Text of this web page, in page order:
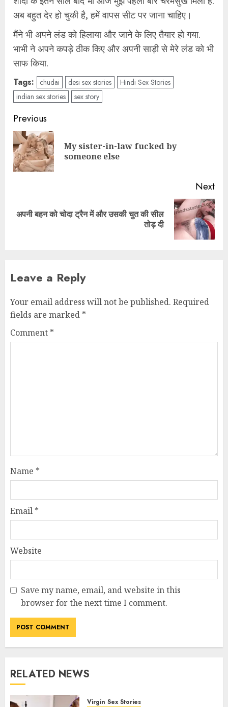
अब बहुत देर हो चुकी है, हमें वापस सीट पर जाना चाहिए।
मैंने भी अपने लंड को हिलाया और जाने के लिए तैयार हो गया.
भाभी ने अपने कपड़े ठीक किए और अपनी साड़ी से मेरे लंड को भी
साफ किया.
Tags: chudai desi sex stories
Hindi Sex Stories
indian sex stories
sex story
Post
navigation
Previous
My sister-in-law fucked by
someone else
Next
Next
अपनी बहन को चोदा ट्रैन में और उसकी चुत की सील
तोड़ दी
Leave a Reply
Your email address will not be published. Required
fields are marked *
Comment *
Name *
Email *
Website
Save my name, email, and website in this
browser for the next time I comment.
RELATED NEWS
Virgin Sex Stories